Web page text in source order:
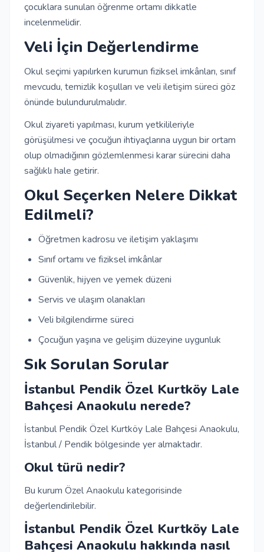
çocuklara sunulan öğrenme ortamı dikkatle
incelenmelidir.
Veli İçin Değerlendirme
Okul seçimi yapılırken kurumun fiziksel imkânları, sınıf
mevcudu, temizlik koşulları ve veli iletişim süreci göz
önünde bulundurulmalıdır.
Okul ziyareti yapılması, kurum yetkilileriyle
görüşülmesi ve çocuğun ihtiyaçlarına uygun bir ortam
olup olmadığının gözlemlenmesi karar sürecini daha
sağlıklı hale getirir.
Okul Seçerken Nelere Dikkat
Edilmeli?
Öğretmen kadrosu ve iletişim yaklaşımı
Sınıf ortamı ve fiziksel imkânlar
Güvenlik, hijyen ve yemek düzeni
Servis ve ulaşım olanakları
Veli bilgilendirme süreci
Çocuğun yaşına ve gelişim düzeyine uygunluk
Sık Sorulan Sorular
İstanbul Pendik Özel Kurtköy Lale
Bahçesi Anaokulu nerede?
İstanbul Pendik Özel Kurtköy Lale Bahçesi Anaokulu,
İstanbul / Pendik bölgesinde yer almaktadır.
Okul türü nedir?
Bu kurum Özel Anaokulu kategorisinde
değerlendirilebilir.
İstanbul Pendik Özel Kurtköy Lale
Bahçesi Anaokulu hakkında nasıl